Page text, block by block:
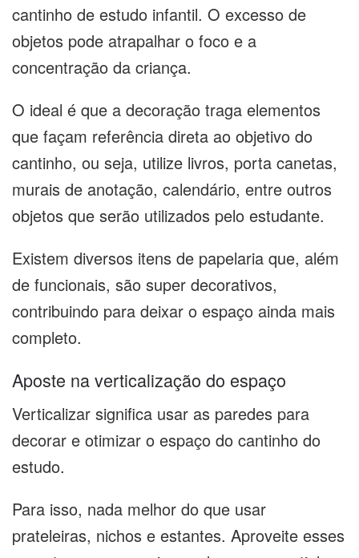
cantinho de estudo infantil. O excesso de
objetos pode atrapalhar o foco e a
concentração da criança.
O ideal é que a decoração traga elementos
que façam referência direta ao objetivo do
cantinho, ou seja, utilize livros, porta canetas,
murais de anotação, calendário, entre outros
objetos que serão utilizados pelo estudante.
Existem diversos itens de papelaria que, além
de funcionais, são super decorativos,
contribuindo para deixar o espaço ainda mais
completo.
Aposte na verticalização do espaço
Verticalizar significa usar as paredes para
decorar e otimizar o espaço do cantinho do
estudo.
Para isso, nada melhor do que usar
prateleiras, nichos e estantes. Aproveite esses